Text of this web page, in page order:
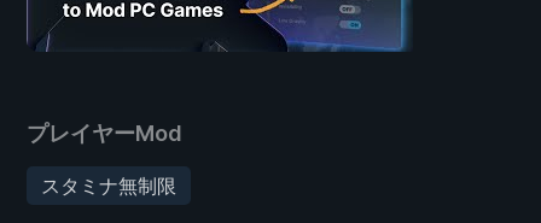
プレイヤーMod
スタミナ無制限